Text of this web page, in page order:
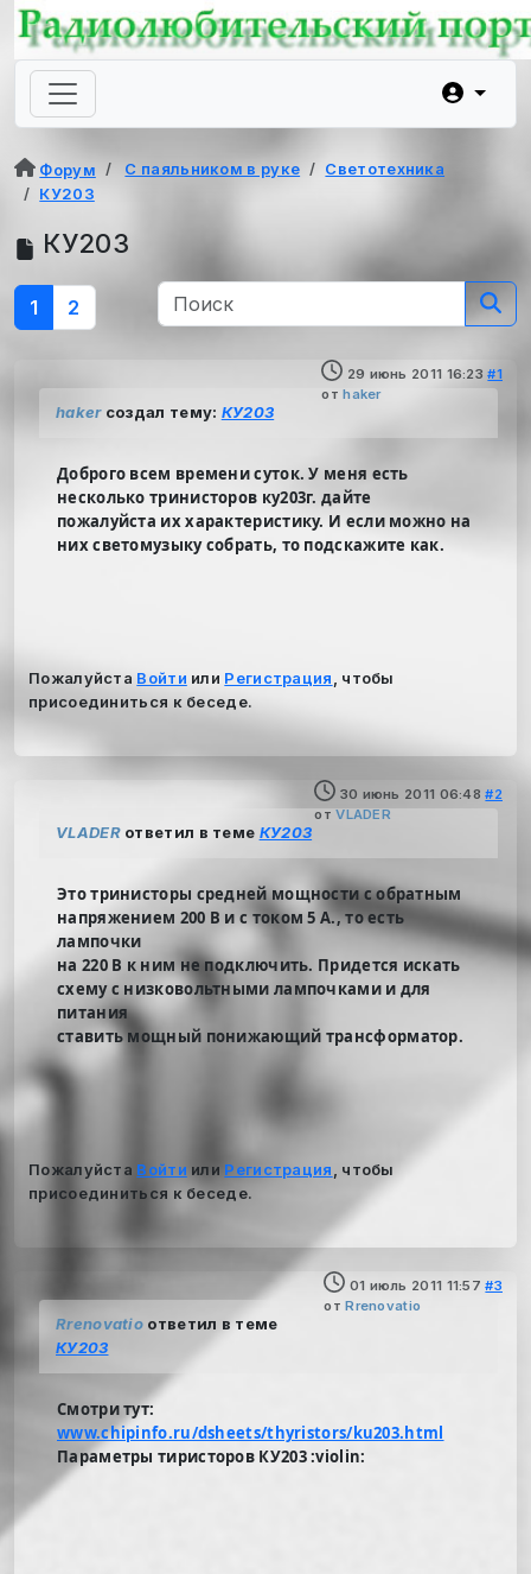
Форум С паяльником в руке
Светотехника
КУ203
КУ203
1 2
29 июнь 2011 16:23 #1
отhaker
hakerсоздал тему: КУ203
Доброго всем времени суток. У меня есть
несколько тринисторов ку203г. дайте
пожалуйста их характеристику. И если можно на
них светомузыку собрать, то подскажите как.
Пожалуйста Войти или Регистрация
, чтобы
присоединиться к беседе.
30 июнь 2011 06:48 #2
отVLADER
VLADERответил в теме КУ203
Это тринисторы средней мощности с обратным
напряжением 200 В и с током 5 А., то есть
лампочки
на 220 В к ним не подключить. Придется искать
схему с низковольтными лампочками и для
питания
ставить мощный понижающий трансформатор.
Пожалуйста Войти или Регистрация
, чтобы
присоединиться к беседе.
01 июль 2011 11:57 #3
отRrenovatio
Rrenovatio ответил в теме
КУ203
Смотри тут:
www.chipinfo.ru/dsheets/thyristors/ku203.html
Параметры тиристоров КУ203 :violin: